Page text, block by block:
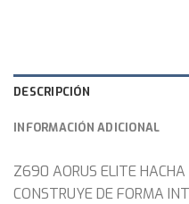
DESCRIPCIÓN
INFORMACIÓN ADICIONAL
Z690 AORUS ELITE HACHA
CONSTRUYE DE FORMA